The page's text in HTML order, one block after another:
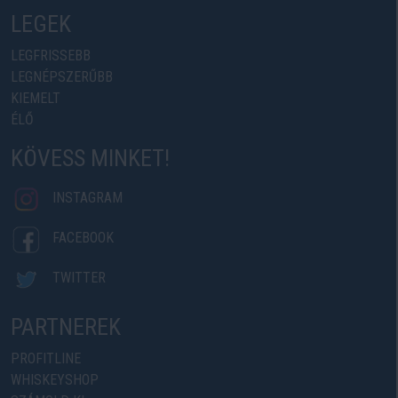
LEGEK
LEGFRISSEBB
LEGNÉPSZERŰBB
KIEMELT
ÉLŐ
KÖVESS MINKET!
INSTAGRAM
FACEBOOK
TWITTER
PARTNEREK
PROFITLINE
WHISKEYSHOP